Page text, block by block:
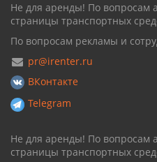
Не для аренды! По вопросам
страницы транспортных
По вопросам рекламы и
pr@irenter.ru
ВКонтакте
Telegram
Не для аренды! По вопросам
страницы транспортных